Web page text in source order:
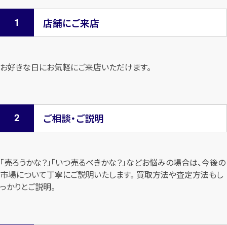
店舗にご来店
お好きな日にお気軽にご来店いただけます。
ご相談・ご説明
「売ろうかな？」「いつ売るべきかな？」などお悩みの場合は、今後の
市場について丁寧にご説明いたします。 買取方法や査定方法もし
っかりとご説明。